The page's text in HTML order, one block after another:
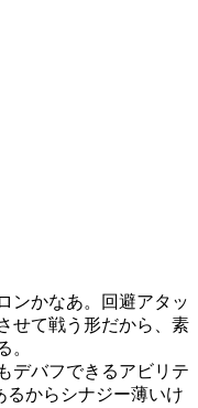
ンかなあ。回避アタッ
せて戦う形だから、素
。
デバフできるアビリテ
るからシナジー薄いけ